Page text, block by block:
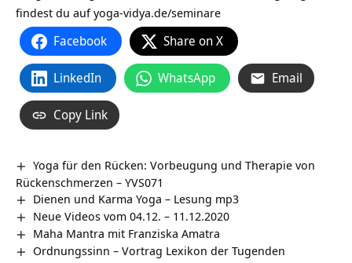
findest du aufyoga-vidya.de/seminare
Facebook Share on X
LinkedIn WhatsApp Email
Copy Link
Yoga für den Rücken: Vorbeugung und Therapie von
Rückenschmerzen – YVS071
Dienen und Karma Yoga – Lesung mp3
Neue Videos vom 04.12. – 11.12.2020
Maha Mantra mit Franziska Amatra
Ordnungssinn – Vortrag Lexikon der Tugenden